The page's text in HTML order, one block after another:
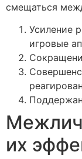
смещаться
Усиление
игровые
их